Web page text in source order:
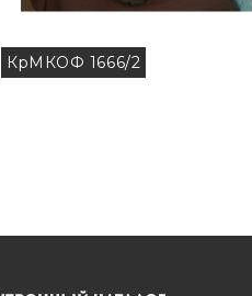
КрМКОФ 1666/2